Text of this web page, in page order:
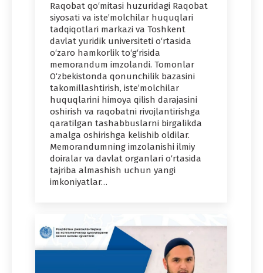
Raqobat qo‘mitasi huzuridagi Raqobat
siyosati va iste’molchilar huquqlari
tadqiqotlari markazi va Toshkent
davlat yuridik universiteti o‘rtasida
o‘zaro hamkorlik to‘g‘risida
memorandum imzolandi. Tomonlar
O‘zbekistonda qonunchilik bazasini
takomillashtirish, iste’molchilar
huquqlarini himoya qilish darajasini
oshirish va raqobatni rivojlantirishga
qaratilgan tashabbuslarni birgalikda
amalga oshirishga kelishib oldilar.
Memorandumning imzolanishi ilmiy
doiralar va davlat organlari o‘rtasida
tajriba almashish uchun yangi
imkoniyatlar…